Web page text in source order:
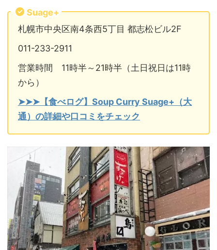
Suage+
札幌市中央区南4条西5丁目 都志松ビル2F
011-233-2911
営業時間 11時半～21時半（土日祝日は11時
から）
➤➤➤【食べログ】Soup Curry Suage+（大
通）の詳細や口コミをチェック